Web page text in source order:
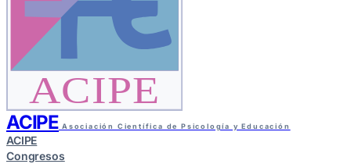
ACIPE
ACIPE Asociación Científica de Psicología y Educación
ACIPE
Congresos